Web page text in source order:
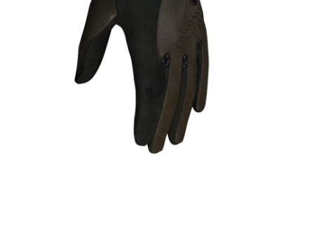
Oblečenie
Topánky
Rukavice